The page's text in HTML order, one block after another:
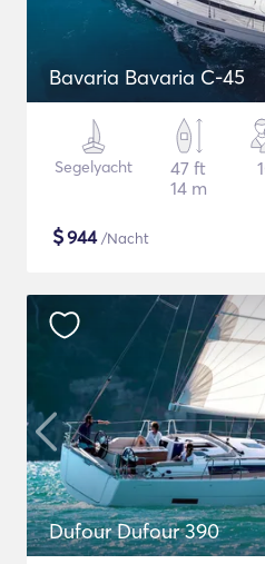
Bavaria Bavaria C-45
Segelyacht
47 ft
14 m
$944/Nacht
Dufour Dufour 390